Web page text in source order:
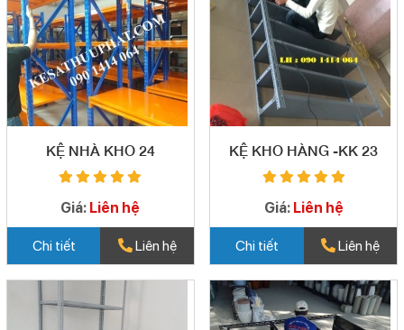
KỆ NHÀ KHO 24
Giá: Liên hệ
Chi tiết Liên hệ
KỆ KHO HÀNG -KK 23
Giá: Liên hệ
Chi tiết Liên hệ